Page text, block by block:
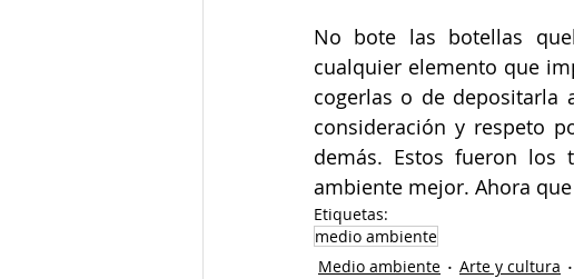
No bote las botellas
cualquier elemento que
cogerlas o de depositarla
consideración y respeto
demás. Estos fueron
ambiente mejor. Ahora
Etiquetas:
medio ambiente
Medio ambiente
Arte y cultura